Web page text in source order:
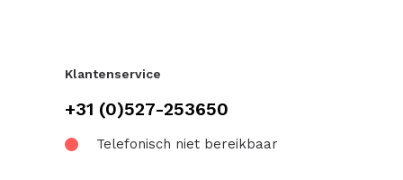
Klantenservice
+31 (0)527-253650
Telefonisch niet bereikbaar